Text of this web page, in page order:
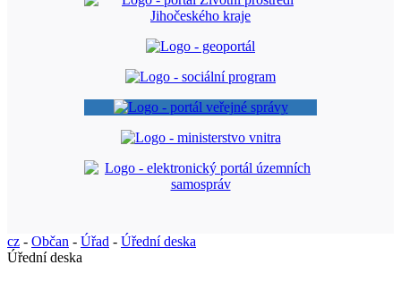
cz - Občan - Úřad - Úřední deska
Úřední deska